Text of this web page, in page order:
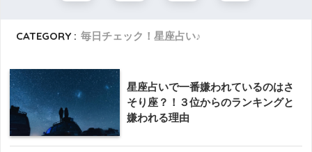
CATEGORY : 毎日チェック！星座占い♪
星座占いで一番嫌われているのはさ
そり座？！３位からのランキングと
嫌われる理由